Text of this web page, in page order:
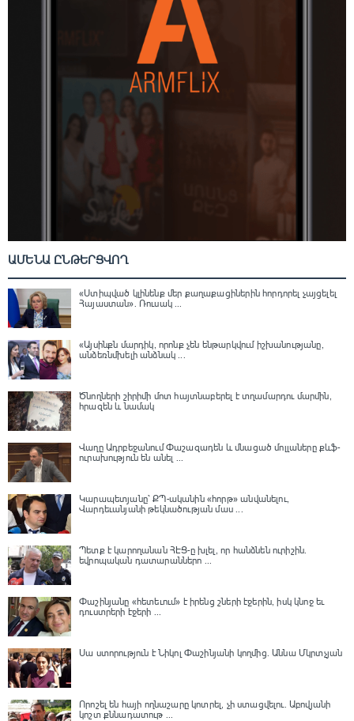
ԱՄԵՆԱ ԸՆԹԵՐՑՎՈՂ
«Ստիպված կլինենք մեր քաղաքացիներին հորդորել չայցելել
Հայաստան»․ Ռուսակ ...
«Այսինքն մարդիկ, որոնք չեն ենթարկվում իշխանությանը,
անձեռնմխելի անձնակ ...
Ծնողների շիրիմի մոտ հայտնաբերել է տղամարդու մարմին,
հրազեն և նամակ
Վաղը Ադրբեջանում Փաշազադեն և մնացած մոլլաները քևֆ-
ուրախություն են անել ...
Կարապետյանը՝ ՔՊ-ականին «հորթ» անվանելու,
Վարդեւանյանի թեկնածության մաս ...
Պետք է կարողանան ՀԷՑ-ը խլել, որ հանձնեն ուրիշին.
եվրոպական դատարաններո ...
Փաշինյանը «հետեւում» է իրենց շների էջերին, իսկ կնոջ եւ
դուստրերի էջերի ...
Սա ստորություն է Նիկոլ Փաշինյանի կողմից․ Աննա Մկրտչյան
Որոշել են հայի ողնաշարը կոտրել, չի ստացվելու․ Աբովյանի
կոշտ քննադատութ ...